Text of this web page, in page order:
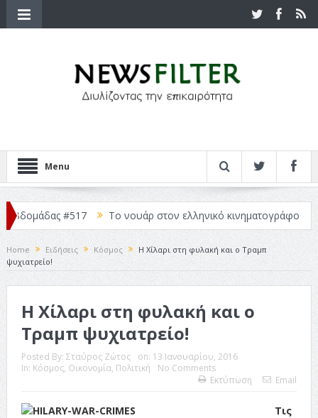
Menu
#517 Το νουάρ στον ελληνικό κινηματογράφο Η
Home Ειδήσεις Κόσμος
Η Χίλαρι στη φυλακή και ο Τραμπ
ψυχιατρείο!
Η Χίλαρι στη φυλακή και ο
Τραμπ ψυχιατρείο!
Posted By: Σταύρος Ζώτος on: 13 Ιανουαρίου, 2016
In: Κόσμος, Οικονομία, Πολιτική
No Comments
Εκτύπωση
Email
Τις